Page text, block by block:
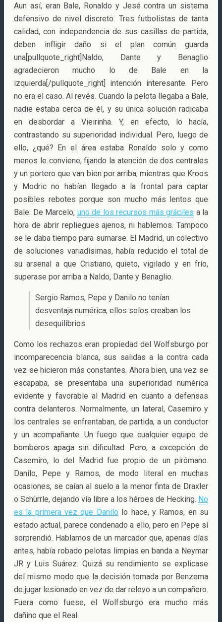
Aun así, eran Bale, Ronaldo y Jesé contra un sistema
defensivo de nivel discreto. Tres futbolistas de tanta
calidad, con independencia de sus casillas de partida,
deben infligir daño si el plan común guarda
una[pullquote_right]Naldo, Dante y Benaglio
agradecieron mucho lo de Bale en la
izquierda[/pullquote_right] intención interesante. Pero
no era el caso. Al revés. Cuando la pelota llegaba a Bale,
nadie estaba cerca de él, y su única solución radicaba
en desbordar a Vieirinha. Y, en efecto, lo hacía,
contrastando su superioridad individual. Pero, luego de
ello, ¿qué? En el área estaba Ronaldo solo y como
menos le conviene, fijando la atención de dos centrales
y un portero que van bien por arriba; mientras que Kroos
y Modric no habían llegado a la frontal para captar
posibles rebotes porque son mucho más lentos que
Bale. De Marcelo, uno de los recursos más gráciles a la
hora de abrir repliegues ajenos, ni hablemos. Tampoco
se le daba tiempo para sumarse. El Madrid, un colectivo
de soluciones variadísimas, había reducido el total de
su arsenal a que Cristiano, quieto, vigilado y en frío,
superase por arriba a Naldo, Dante y Benaglio.
Sergio Ramos, Pepe y Danilo no tenían
desventaja numérica; ellos solos creaban los
desequilibrios.
Como los rechazos eran propiedad del Wolfsburgo por
incomparecencia blanca, sus salidas a la contra cada
vez se hicieron más constantes. Ahora bien, una vez se
escapaba, se presentaba una superioridad numérica
evidente y favorable al Madrid en cuanto a defensas
contra delanteros. Normalmente, un lateral, Casemiro y
los centrales se enfrentaban, de partida, a un conductor
y un acompañante. Un fuego que cualquier equipo de
bomberos apaga sin dificultad. Pero, a excepción de
Casemiro, lo del Madrid fue propio de un pirómano.
Danilo, Pepe y Ramos, de modo literal en muchas
ocasiones, se caían al suelo a la menor finta de Draxler
o Schürrle, dejando vía libre a los héroes de Hecking. No
es la primera vez que Danilo lo hace, y Ramos, en su
estado actual, parece condenado a ello, pero en Pepe sí
sorprendió. Hablamos de un marcador que, apenas días
antes, había robado pelotas limpias en banda a Neymar
JR y Luis Suárez. Quizá su rendimiento se explicase
del mismo modo que la decisión tomada por Benzema
de jugar lesionado en vez de dar relevo a un compañero.
Fuera como fuese, el Wolfsburgo era mucho más
dañino que el Real.